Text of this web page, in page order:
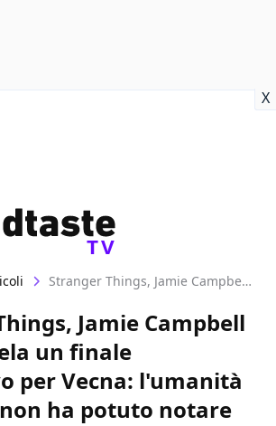
X
TV
Stranger Things, Jamie Campbell Bower rivela un finale alternativo per Vecna: l'umanità che Joyce non ha potuto notare
Jamie Campbell
un finale
per Vecna: l'umanità
non ha potuto notare